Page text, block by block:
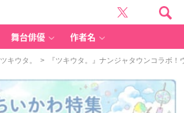
舞台俳優 作者名
ツキウタ。 > 『ツキウタ。』ナンジャタウンコラボ！